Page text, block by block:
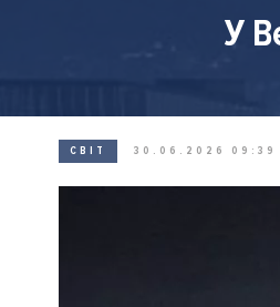
У
СВІТ 30.06.2026 09:39